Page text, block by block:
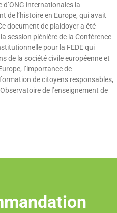
d’ONG internationales la
de l’histoire en Europe, qui avait
document de plaidoyer a été
session plénière de la Conférence
pour la FEDE qui
de la société civile européenne et
l’importance de
de citoyens responsables,
de l’enseignement de